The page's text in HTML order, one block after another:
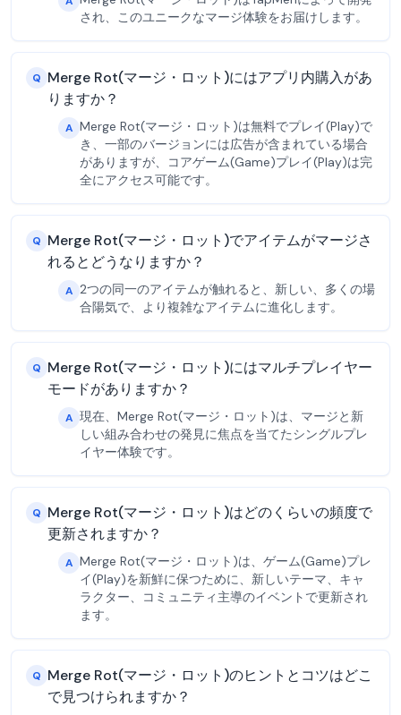
され、このユニークなマージ体験をお届けします。
Q Merge Rot(マージ・ロット)にはアプリ内購入があ
りますか？
A Merge Rot(マージ・ロット)は無料でプレイ(Play)で
き、一部のバージョンには広告が含まれている場合
がありますが、コアゲーム(Game)プレイ(Play)は完
全にアクセス可能です。
Q Merge Rot(マージ・ロット)でアイテムがマージさ
れるとどうなりますか？
A 2つの同一のアイテムが触れると、新しい、多くの場
合陽気で、より複雑なアイテムに進化します。
Q Merge Rot(マージ・ロット)にはマルチプレイヤー
モードがありますか？
A 現在、Merge Rot(マージ・ロット)は、マージと新
しい組み合わせの発見に焦点を当てたシングルプレ
イヤー体験です。
Q Merge Rot(マージ・ロット)はどのくらいの頻度で
更新されますか？
A Merge Rot(マージ・ロット)は、ゲーム(Game)プレ
イ(Play)を新鮮に保つために、新しいテーマ、キャ
ラクター、コミュニティ主導のイベントで更新され
ます。
Q Merge Rot(マージ・ロット)のヒントとコツはどこ
で見つけられますか？